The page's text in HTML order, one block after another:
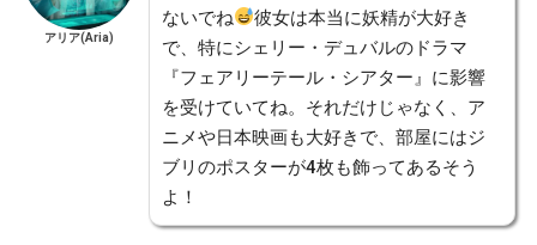
アリア(Aria)
ないでね
彼女は本当に妖精が大好き
で、特にシェリー・デュバルのドラマ
『フェアリーテール・シアター』に影響
を受けていてね。それだけじゃなく、ア
ニメや日本映画も大好きで、部屋にはジ
ブリのポスターが4枚も飾ってあるそう
よ！